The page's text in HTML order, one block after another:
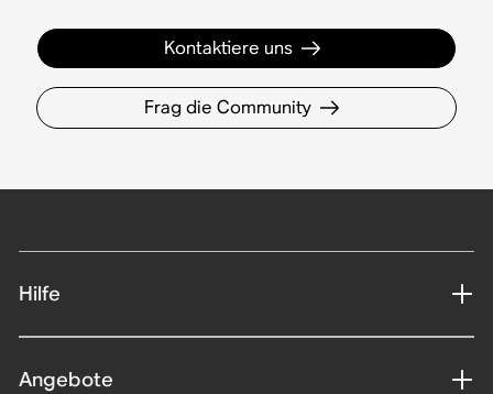
Kontaktiere uns
Frag die Community
Hilfe
Angebote